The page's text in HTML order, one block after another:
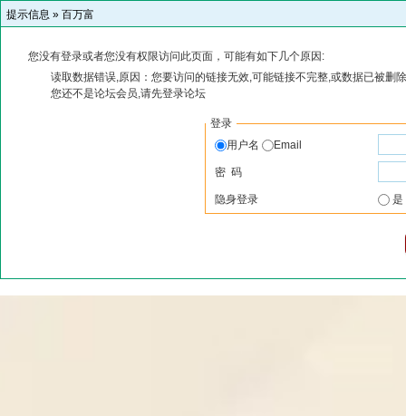
提示信息 » 百万富
您没有登录或者您没有权限访问此页面，可能有如下几个原因:
读取数据错误,原因：您要访问的链接无效,可能链接不完整,或数据已被删
您还不是论坛会员,请先登录论坛
登录
用户名
Email
密 码
隐身登录